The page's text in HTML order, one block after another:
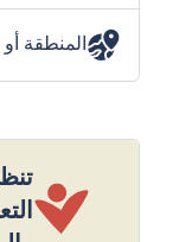
المنطقة أو